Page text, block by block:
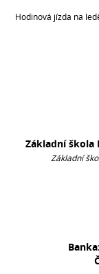
Hodinová jízda na
Základní škola
Základní